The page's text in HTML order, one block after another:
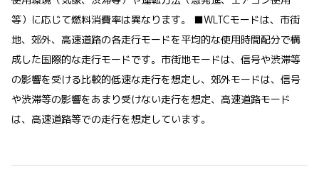
等）に応じて燃料消費率は異なります。 ■WLTCモードは、市街
地、郊外、高速道路の各走行モードを平均的な使用時間配分で構
成した国際的な走行モードです。市街地モードは、信号や渋滞等
の影響を受ける比較的低速な走行を想定し、郊外モードは、信号
や渋滞等の影響をあまり受けない走行を想定、高速道路モード
は、高速道路等での走行を想定しています。